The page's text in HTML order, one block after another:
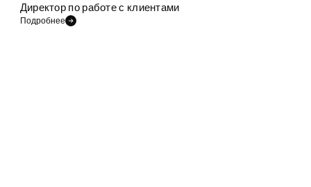
Директор по работе с клиентами
Подробнее